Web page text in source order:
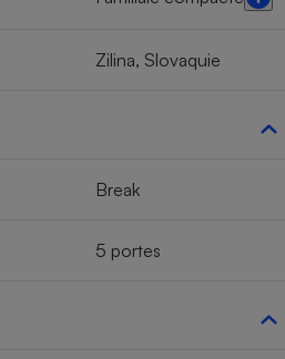
Zilina, Slovaquie
Break
5 portes